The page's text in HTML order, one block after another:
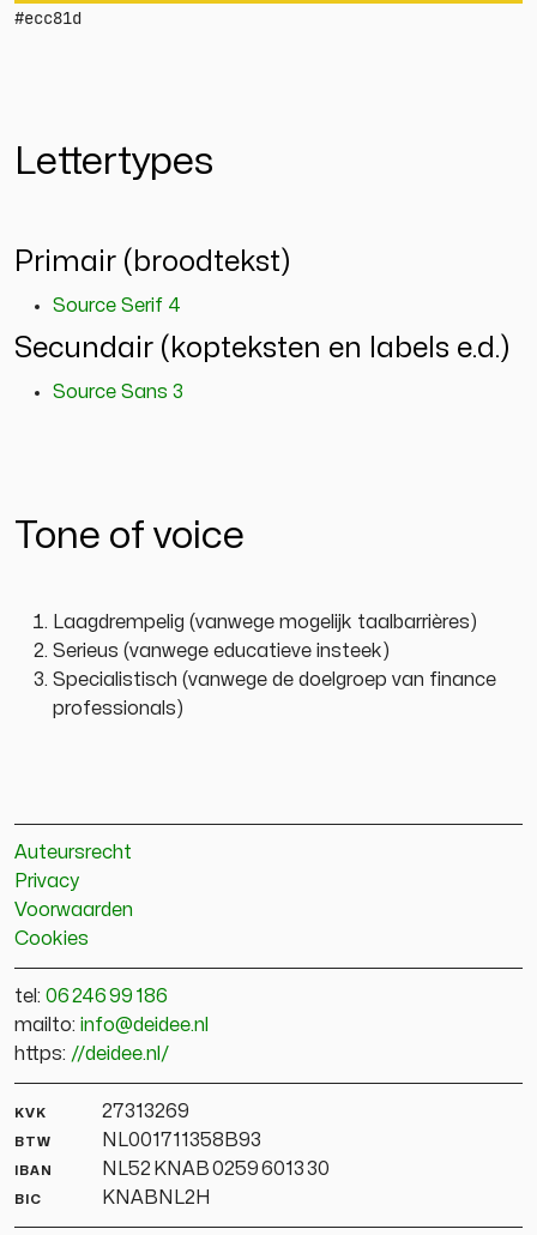
#ecc81d
Lettertypes
Primair (broodtekst)
Source Serif 4
Secundair (kopteksten en labels e.d.)
Source Sans 3
Tone of voice
Laagdrempelig (vanwege mogelijk taal­barrières)
Serieus (vanwege educatieve insteek)
Specialistisch (vanwege de doelgroep van finance
professionals)
Auteursrecht
Privacy
Voorwaarden
Cookies
tel: 06 246 99 186
mailto: info@deidee.nl
https: //deidee.nl/
kvk
27313269
btw
NL001711358B93
iban
NL52 KNAB 0259 6013 30
bic
KNABNL2H